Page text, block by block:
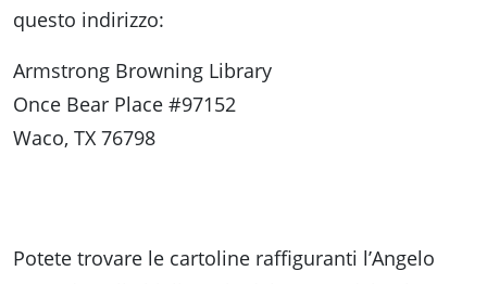
questo indirizzo:
Armstrong Browning Library
Once Bear Place #97152
Waco, TX 76798
Potete trovare le cartoline raffiguranti l’Angelo